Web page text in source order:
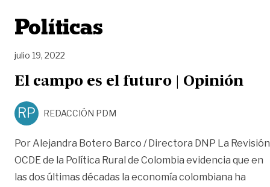
Políticas
julio 19, 2022
El campo es el futuro | Opinión
RP REDACCIÓN PDM
Por Alejandra Botero Barco / Directora DNP La Revisión
OCDE de la Política Rural de Colombia evidencia que en
las dos últimas décadas la economía colombiana ha